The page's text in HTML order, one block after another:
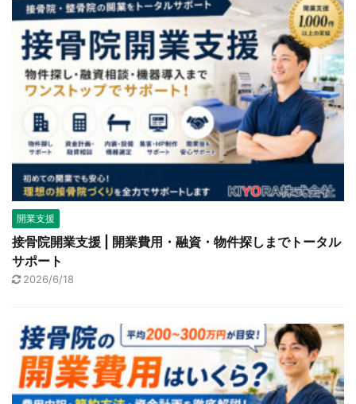
開業支援
接骨院開業支援 | 開業費用・融資・物件探しまでトータル
サポート
2026/6/18